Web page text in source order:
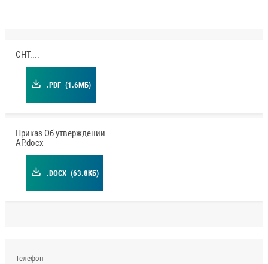
СНТ.pdf
.PDF (1.6МБ)
Приказ Об утверждении
АР.docx
.DOCX (63.8КБ)
Телефон